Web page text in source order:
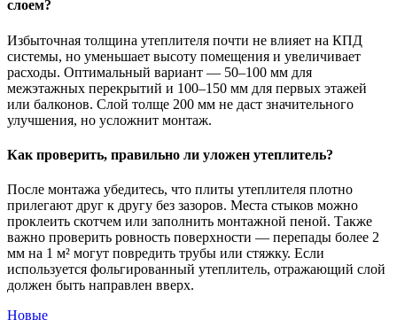
слоем?
Избыточная толщина утеплителя почти не влияет на КПД
системы, но уменьшает высоту помещения и увеличивает
расходы. Оптимальный вариант — 50–100 мм для
межэтажных перекрытий и 100–150 мм для первых этажей
или балконов. Слой толще 200 мм не даст значительного
улучшения, но усложнит монтаж.
Как проверить, правильно ли уложен утеплитель?
После монтажа убедитесь, что плиты утеплителя плотно
прилегают друг к другу без зазоров. Места стыков можно
проклеить скотчем или заполнить монтажной пеной. Также
важно проверить ровность поверхности — перепады более 2
мм на 1 м² могут повредить трубы или стяжку. Если
используется фольгированный утеплитель, отражающий слой
должен быть направлен вверх.
Новые